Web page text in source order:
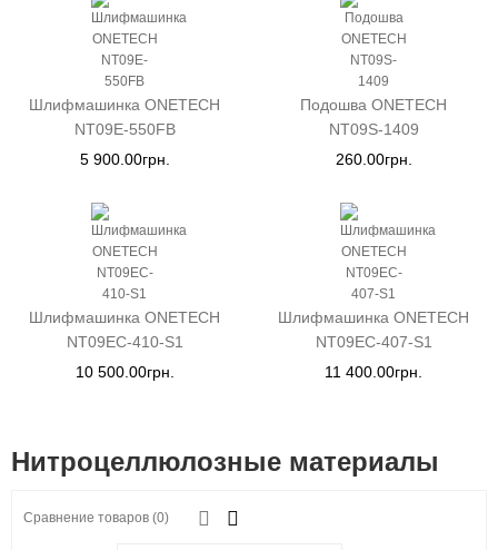
Шлифмашинка ONETECH
NT09E-550FB
5 900.00грн.
Подошва ONETECH
NT09S-1409
260.00грн.
Шлифмашинка ONETECH
NT09EC-410-S1
10 500.00грн.
Шлифмашинка ONETECH
NT09EC-407-S1
11 400.00грн.
Нитроцеллюлозные материалы
Сравнение товаров (0)